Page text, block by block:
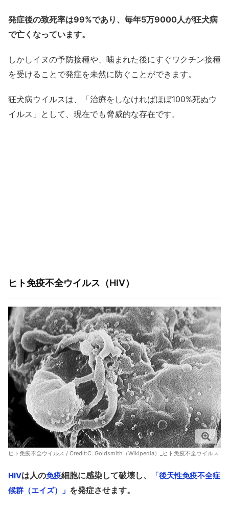
発症後の致死率は99%であり、毎年5万9000人が狂犬病
で亡くなっています。
しかしイヌの予防接種や、噛まれた後にすぐワクチン接種
を受けることで発症を未然に防ぐことができます。
狂犬病ウイルスは、「治療をしなければほぼ100%死ぬウ
イルス」として、現在でも脅威的な存在です。
ヒト免疫不全ウイルス（HIV）
ヒト免疫不全ウイルス / Credit:C. Goldsmith（Wikipedia）_ヒト免疫不全ウイルス
HIVは人の免疫細胞に感染して破壊し、
「後天性免疫不全症
候群（エイズ）」 を発症させます。